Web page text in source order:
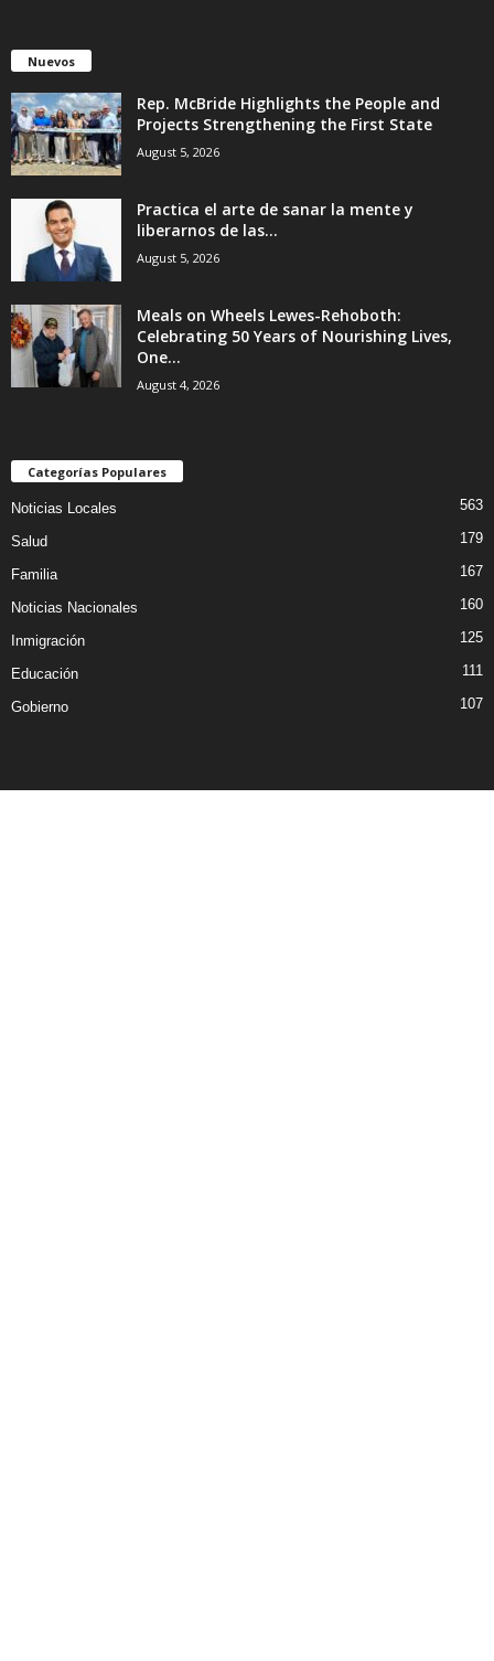
Nuevos
Rep. McBride Highlights the People and
Projects Strengthening the First State
August 5, 2026
Practica el arte de sanar la mente y
liberarnos de las...
August 5, 2026
Meals on Wheels Lewes-Rehoboth:
Celebrating 50 Years of Nourishing Lives,
One...
August 4, 2026
Categorías Populares
Noticias Locales 563
Salud 179
Familia 167
Noticias Nacionales 160
Inmigración 125
Educación 111
Gobierno 107